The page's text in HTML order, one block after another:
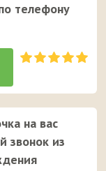
телефону
на вас
звонок из